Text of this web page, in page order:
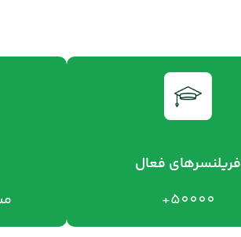
فریلنسرهای فعال
50000+